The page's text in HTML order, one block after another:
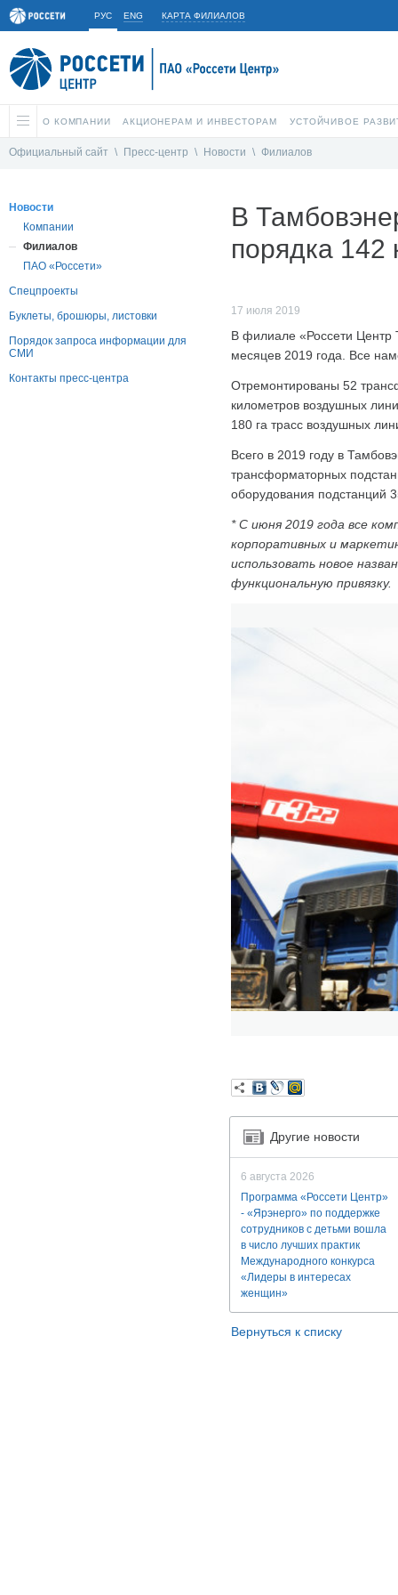
РУС ENG КАРТА ФИЛИАЛОВ
О КОМПАНИИ АКЦИОНЕРАМ И ИНВЕСТОРАМ УСТОЙЧИВОЕ
Официальный сайт \ Пресс-центр \ Новости \ Филиалов
Новости
Компании
Филиалов
ПАО «Россети»
Спецпроекты
Буклеты, брошюры, листовки
Порядок запроса информации для
СМИ
Контакты пресс-центра
В
порядка
17 июля 2019
В филиале «Россети Центр
месяцев 2019 года. Все
Отремонтированы 52
километров воздушных
180 га трасс воздушных
Всего в 2019 году в
трансформаторных
оборудования подстанций
* С июня 2019 года все
корпоративных и
использовать новое
функциональную привязку.
Другие новости
6 августа 2026
Программа «Россети Центр»
- «Ярэнерго» по поддержке
сотрудников с детьми вошла
в число лучших практик
Международного конкурса
«Лидеры в интересах
женщин»
Вернуться к списку